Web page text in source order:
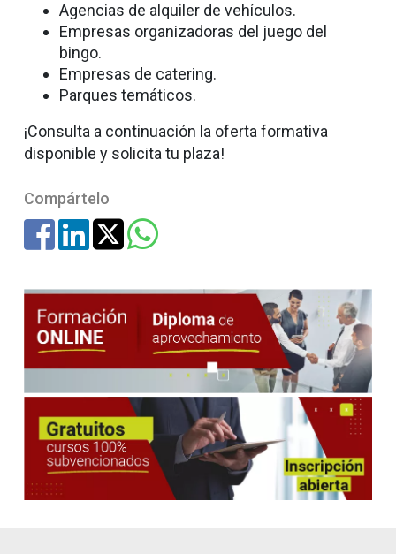
Agencias de alquiler de vehículos.
Empresas organizadoras del juego del
bingo.
Empresas de catering.
Parques temáticos.
¡Consulta a continuación la oferta formativa
disponible y solicita tu plaza!
Compártelo